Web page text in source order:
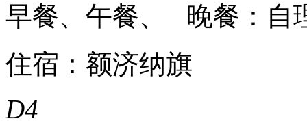
早餐、午餐、 晚餐：自
住宿：额济纳旗
D4